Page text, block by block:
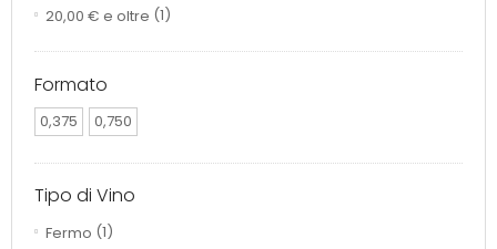
20,00 € e oltre (1)
Formato
0,375 0,750
Tipo di Vino
Fermo (1)